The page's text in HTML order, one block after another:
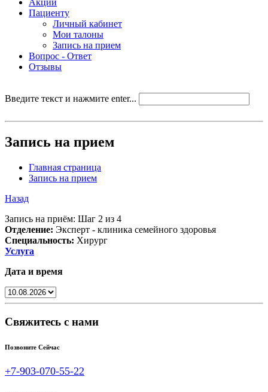
Акции
Пациенту
Личный кабинет
Мои талоны
Запись на прием
Вопрос - Ответ
Отзывы
Введите текст и нажмите enter...
Запись на прием
Главная страница
Запись на прием
Назад
Запись на приём: Шаг 2 из 4
Отделение: Эксперт - клиника семейного здоровья
Специальность: Хирург
Услуга
Дата и время
Свяжитесь с нами
Позвоните Сейчас
+7-903-070-55-22